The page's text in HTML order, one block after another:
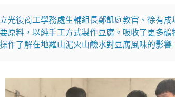
光復商工學務處生輔組長鄭凱庭教官、徐有
原料，以純手工方式製作豆腐。吸收了更多
作了解在地羅山泥火山鹼水對豆腐風味的影